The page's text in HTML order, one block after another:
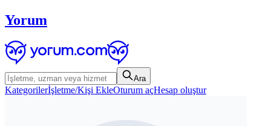
Yorum
Ara
Kategorilerİşletme/Kişi EkleOturum açHesap oluştur